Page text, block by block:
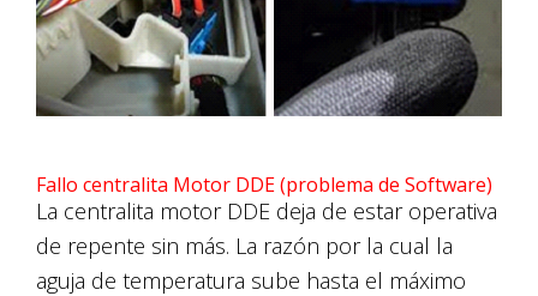
Fallo centralita Motor DDE (problema de Software)
La centralita motor DDE deja de estar operativa
de repente sin más. La razón por la cual la
aguja de temperatura sube hasta el máximo